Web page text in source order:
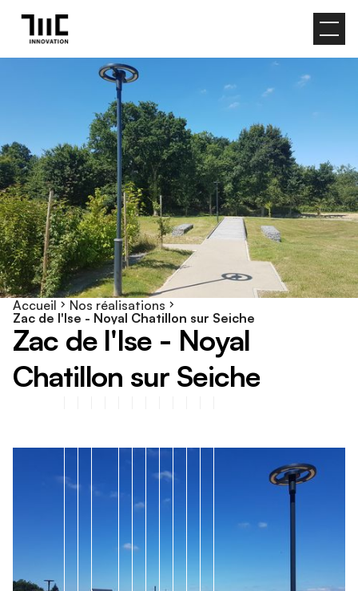
Accueil
Nos réalisations
Zac de l'Ise - Noyal Chatillon sur Seiche
Zac de l'Ise - Noyal
Chatillon sur Seiche